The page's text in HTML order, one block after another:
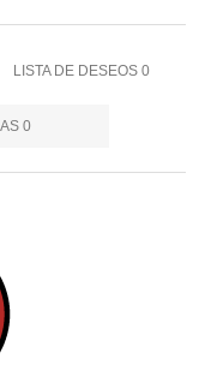
LISTA DE DESEOS 0
0